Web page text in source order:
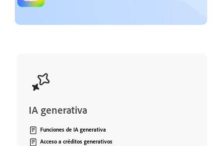
IA generativa
Funciones de IA generativa
Acceso a créditos generativos